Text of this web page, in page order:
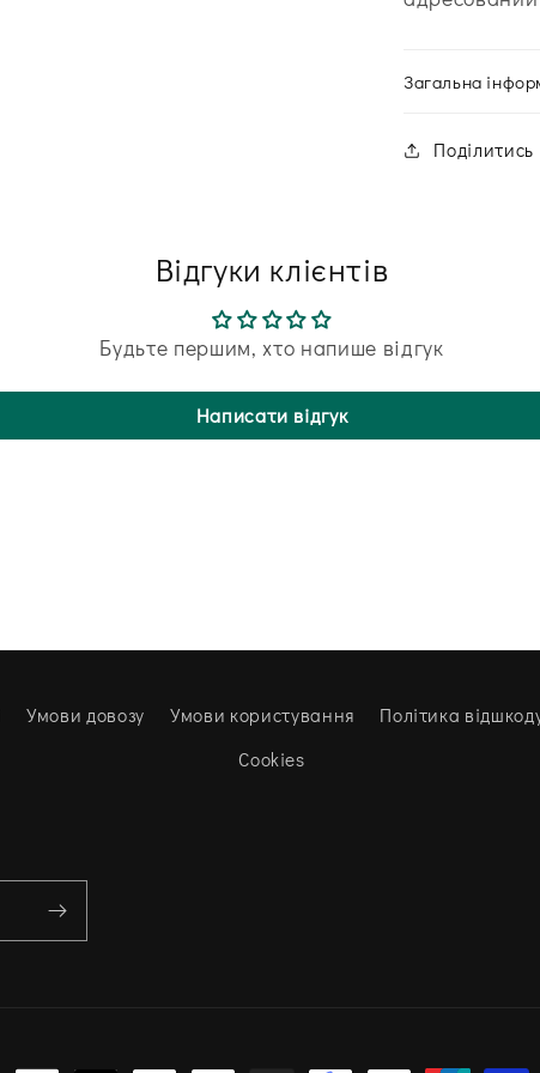
Загальна
Поділитись
Відгуки клієнтів
Будьте першим, хто напише відгук
Написати відгук
Умови довозу Умови користування Політика
Cookies